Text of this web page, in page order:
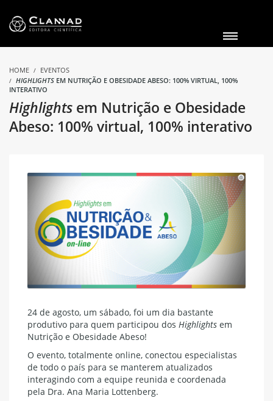
HOME
EVENTOS
HIGHLIGHTS EM NUTRIÇÃO E OBESIDADE ABESO: 100% VIRTUAL, 100%
INTERATIVO
Highlights em Nutrição e Obesidade
Abeso: 100% virtual, 100% interativo
24 de agosto, um sábado, foi um dia bastante
produtivo para quem participou dos Highlights em
Nutrição e Obesidade Abeso!
O evento, totalmente online, conectou especialistas
de todo o país para se manterem atualizados
interagindo com a equipe reunida e coordenada
pela Dra. Ana Maria Lottenberg.